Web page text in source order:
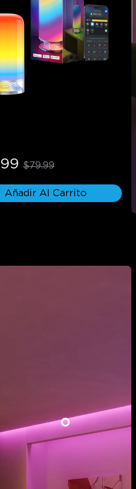
$79.99
Añadir Al Carrito